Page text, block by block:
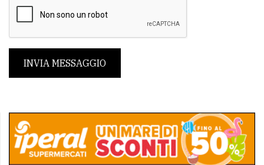
INVIA MESSAGGIO